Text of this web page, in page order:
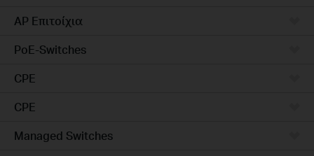
AP Επιτοίχια
PoE-Switches
CPE
CPE
Managed Switches